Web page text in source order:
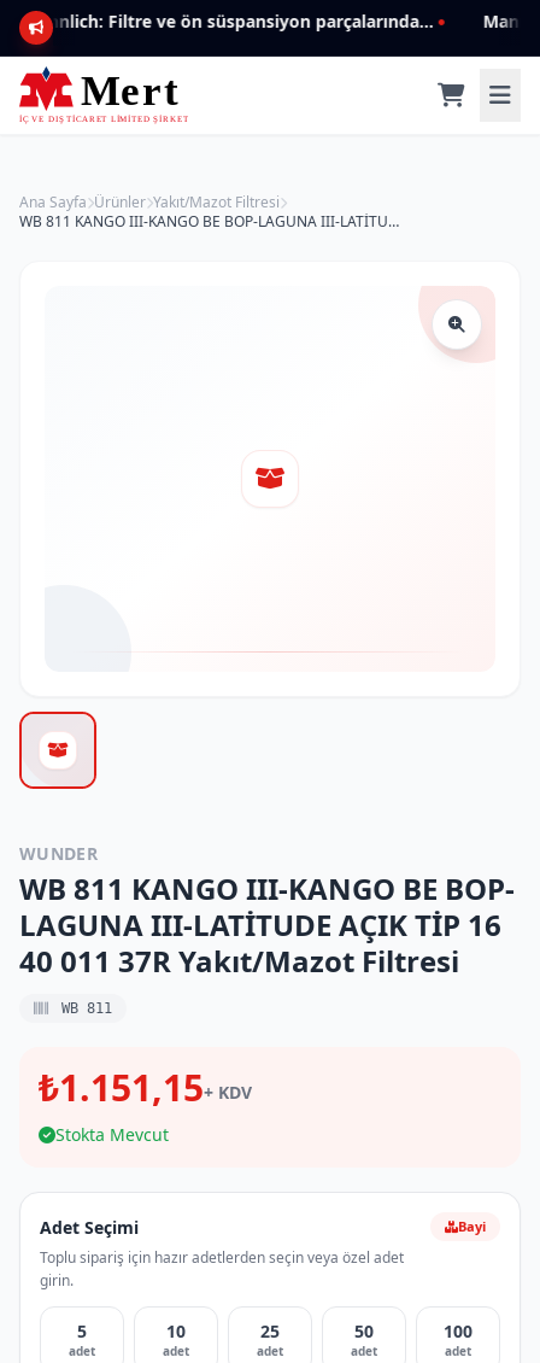
Mannlich: Filtre ve ön süspansiyon parçalarında genişleyen ürün yelpazesiyle kalite ve güven.
Ana Sayfa Ürünler Yakıt/Mazot Filtresi
WB 811 KANGO III-KANGO BE BOP-LAGUNA III-LATİTUDE AÇIK TİP 16 40 011 37R Yakıt/Mazot Filtresi
WUNDER
WB 811 KANGO III-KANGO BE BOP-
LAGUNA III-LATİTUDE AÇIK TİP 16
40 011 37R Yakıt/Mazot Filtresi
WB 811
₺1.151,15+ KDV
Stokta Mevcut
Adet Seçimi
Toplu sipariş için hazır adetlerden seçin veya özel adet
girin.
Bayi
5
adet
10
adet
25
adet
50
adet
100
adet